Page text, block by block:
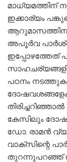
മാധ്യമത്തിന്
ഇക്കാര്യം
അപൂർവ
ഇപ്പോഴത്തേത്
പഠനം
കേസിലും
ഡോ. രാമൻ
വാക്സിന്റെ
തുറന്നുപറഞ്ഞ്